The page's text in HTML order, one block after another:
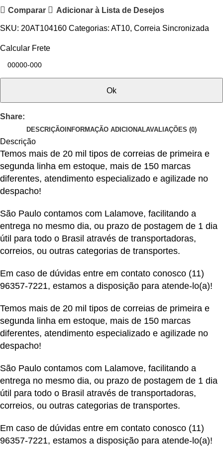
Comparar Adicionar à Lista de Desejos
SKU: 20AT104160 Categorias: AT10, Correia Sincronizada
Calcular Frete
Ok
Share:
DESCRIÇÃO INFORMAÇÃO ADICIONALAVALIAÇÕES (0)
Descrição
Temos mais de 20 mil tipos de correias de primeira e
segunda linha em estoque, mais de 150 marcas
diferentes, atendimento especializado e agilizade no
despacho!
São Paulo contamos com Lalamove, facilitando a
entrega no mesmo dia, ou prazo de postagem de 1 dia
útil para todo o Brasil através de transportadoras,
correios, ou outras categorias de transportes.
Em caso de dúvidas entre em contato conosco (11)
96357-7221, estamos a disposição para atende-lo(a)!
Temos mais de 20 mil tipos de correias de primeira e
segunda linha em estoque, mais de 150 marcas
diferentes, atendimento especializado e agilizade no
despacho!
São Paulo contamos com Lalamove, facilitando a
entrega no mesmo dia, ou prazo de postagem de 1 dia
útil para todo o Brasil através de transportadoras,
correios, ou outras categorias de transportes.
Em caso de dúvidas entre em contato conosco (11)
96357-7221, estamos a disposição para atende-lo(a)!